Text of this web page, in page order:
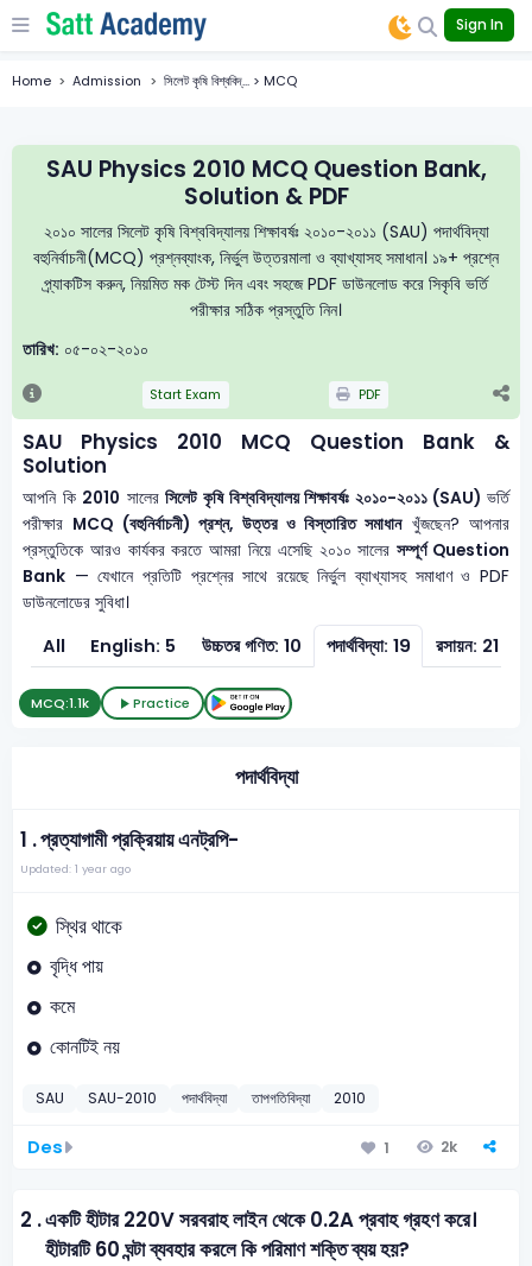
Sign In
Home Admission সিলেট কৃষি বিশ্ববিদ্... > MCQ
SAU Physics 2010 MCQ Question Bank,
Solution & PDF
২০১০ সালের সিলেট কৃষি বিশ্ববিদ্যালয় শিক্ষাবর্ষঃ ২০১০-২০১১ (SAU) পদার্থবিদ্যা
বহুনির্বাচনী(MCQ) প্রশ্নব্যাংক, নির্ভুল উত্তরমালা ও ব্যাখ্যাসহ সমাধান। ১৯+ প্রশ্নে
প্র্যাকটিস করুন, নিয়মিত মক টেস্ট দিন এবং সহজে PDF ডাউনলোড করে সিকৃবি ভর্তি
পরীক্ষার সঠিক প্রস্তুতি নিন।
তারিখ: ০৫-০২-২০১০
Start Exam PDF
SAU Physics 2010 MCQ Question Bank &
Solution
আপনি কি 2010 সালেরসিলেট কৃষি বিশ্ববিদ্যালয় শিক্ষাবর্ষঃ ২০১০-২০১১ (SAU) ভর্তি
পরীক্ষার MCQ (বহুনির্বাচনী) প্রশ্ন, উত্তর ও বিস্তারিত সমাধানখুঁজছেন? আপনার
প্রস্তুতিকে আরও কার্যকর করতে আমরা নিয়ে এসেছি ২০১০ সালেরসম্পূর্ণ Question
Bank — যেখানে প্রতিটি প্রশ্নের সাথে রয়েছে নির্ভুল ব্যাখ্যাসহ সমাধাণ ও PDF
ডাউনলোডের সুবিধা।
All English: 5 উচ্চতর গণিত: 10 পদার্থবিদ্যা: 19 রসায়ন: 21
MCQ:1.1k Practice
পদার্থবিদ্যা
1 .প্রত্যাগামী প্রক্রিয়ায় এনট্রপি-
Updated: 1 year ago
স্থির থাকে
বৃদ্ধি পায়
কমে
কোনটিই নয়
SAU SAU-2010 পদার্থবিদ্যা তাপগতিবিদ্যা 2010
Des 1 2k
2 .একটি হীটার 220V সরবরাহ লাইন থেকে 0.2A প্রবাহ গ্রহণ করে।
হীটারটি 60 ঘন্টা ব্যবহার করলে কি পরিমাণ শক্তি ব্যয় হয়?